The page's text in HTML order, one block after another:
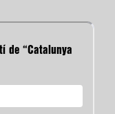
de “Catalunya